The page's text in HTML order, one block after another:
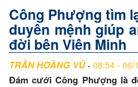
Công Phượng tìm
duyên mệnh giúp
đời bên Viên Minh
TRẦN HOÀNG VŨ- 08:54 - 06/
Đám cưới Công Phượng là